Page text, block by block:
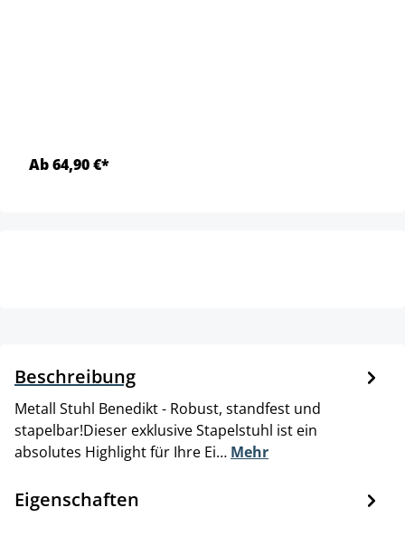
Ab 64,90 €*
Beschreibung
Metall Stuhl Benedikt - Robust, standfest und
stapelbar!Dieser exklusive Stapelstuhl ist ein
absolutes Highlight für Ihre Ei… Mehr
Eigenschaften